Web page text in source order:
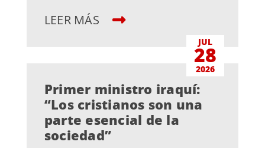
LEER MÁS
JUL
28
2026
Primer ministro iraquí:
“Los cristianos son una
parte esencial de la
sociedad”